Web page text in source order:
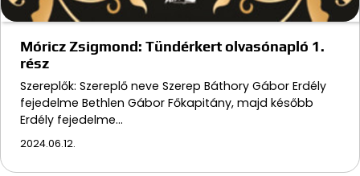
Móricz Zsigmond: Tündérkert olvasónapló 1.
rész
Szereplők: Szereplő neve Szerep Báthory Gábor Erdély
fejedelme Bethlen Gábor Főkapitány, majd később
Erdély fejedelme…
2024.06.12.